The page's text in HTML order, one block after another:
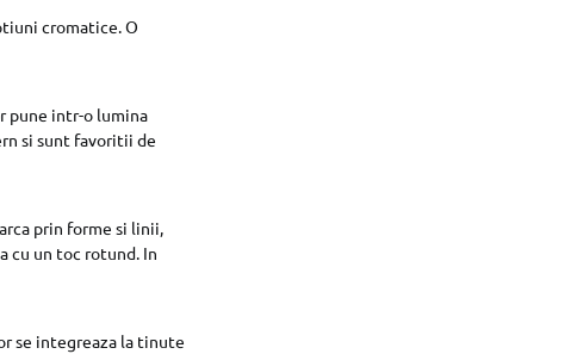
cromatice. O
pune intr-o lumina
si sunt favoritii de
prin forme si linii,
cu un toc rotund. In
se integreaza la tinute